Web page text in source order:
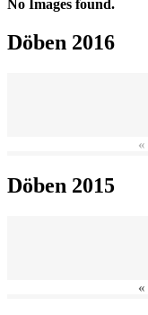
No Images found.
Döben 2016
«
Döben 2015
«